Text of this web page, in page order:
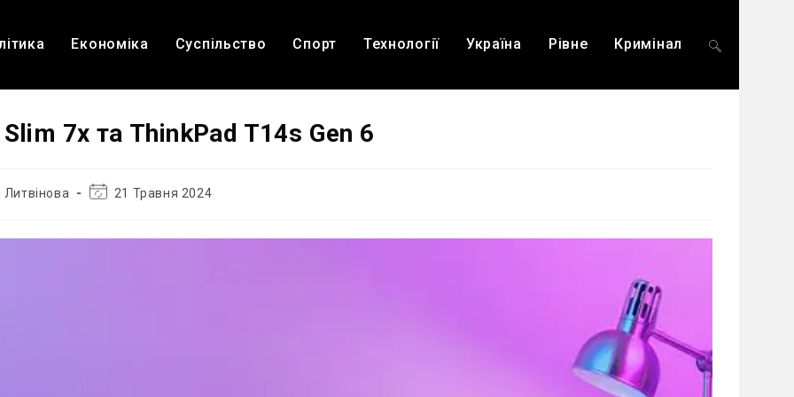
Економіка Суспільство Спорт Технології Україна Рівне Кримінал Перемкнути
7x та ThinkPad T14s Gen 6
Остання21 Травня 2024